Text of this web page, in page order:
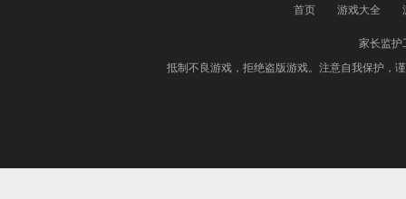
首页 游戏大全
家长监护
抵制不良游戏，拒绝盗版游戏。注意自我保护，